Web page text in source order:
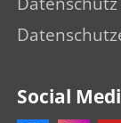
Social